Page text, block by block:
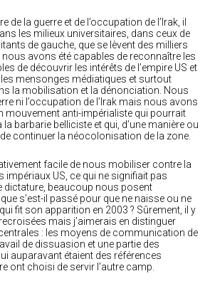
de la guerre et de l’occupation de l’Irak, il
les milieux universitaires, dans ceux de
de gauche, que se lèvent des milliers
nous avons été capables de reconnaître les
de découvrir les intérêts de l’empire US et
les mensonges médiatiques et surtout
la mobilisation et la dénonciation. Nous
ni l’occupation de l’Irak mais nous avons
mouvement anti-impérialiste qui pourrait
barbarie belliciste et qui, d’une manière ou
de continuer la néocolonisation de la zone.
facile de nous mobiliser contre la
impériaux US, ce qui ne signifiait pas
dictature, beaucoup nous posent
s’est-il passé pour que ne naisse ou ne
fit son apparition en 2003 ? Sûrement, il y
mais j’aimerais en distinguer
: les moyens de communication de
de dissuasion et une partie des
auparavant étaient des références
ont choisi de servir l’autre camp.